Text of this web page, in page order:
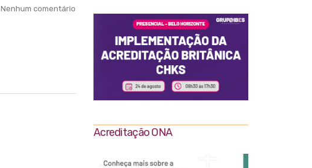
Nenhum comentário
Acreditação ONA